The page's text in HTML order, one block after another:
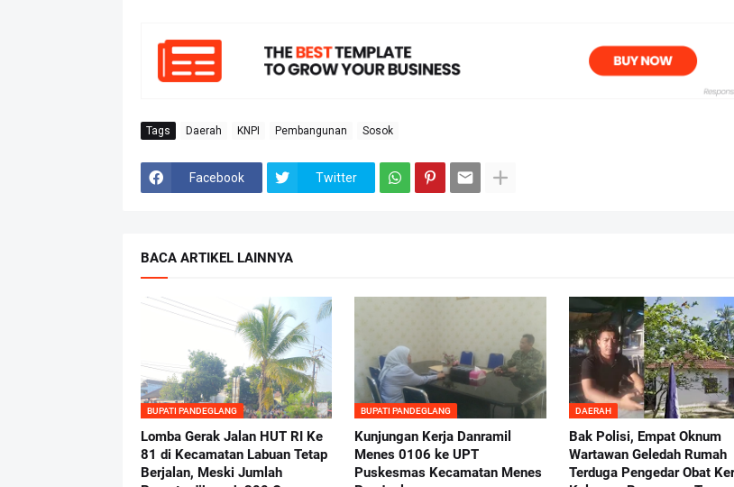
Tags Daerah KNPI Pembangunan Sosok
Facebook Twitter
BACA ARTIKEL LAINNYA
BUPATI PANDEGLANG
Lomba Gerak Jalan HUT RI Ke
81 di Kecamatan Labuan Tetap
Berjalan, Meski Jumlah
BUPATI PANDEGLANG
Kunjungan Kerja Danramil
Menes 0106 ke UPT
Puskesmas Kecamatan Menes
DAERAH
Bak Polisi, Empat Oknum
Wartawan Geledah Rumah
Terduga Pengedar Obat